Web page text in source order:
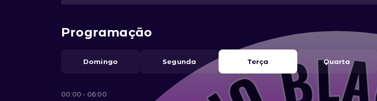
Programação
Domingo Segunda Terça Quarta
00:00 - 06:00